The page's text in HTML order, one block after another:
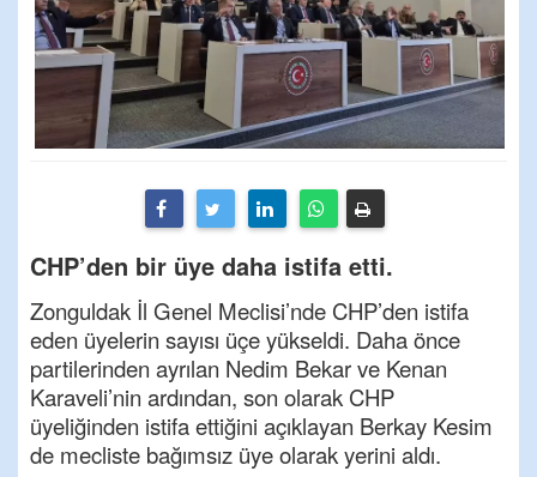
CHP’den bir üye daha istifa etti.
Zonguldak İl Genel Meclisi’nde CHP’den istifa
eden üyelerin sayısı üçe yükseldi. Daha önce
partilerinden ayrılan Nedim Bekar ve Kenan
Karaveli’nin ardından, son olarak CHP
üyeliğinden istifa ettiğini açıklayan Berkay Kesim
de mecliste bağımsız üye olarak yerini aldı.